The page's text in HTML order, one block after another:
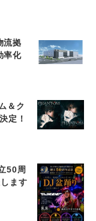
流拠
率化
＆ク
定！
50周
ます